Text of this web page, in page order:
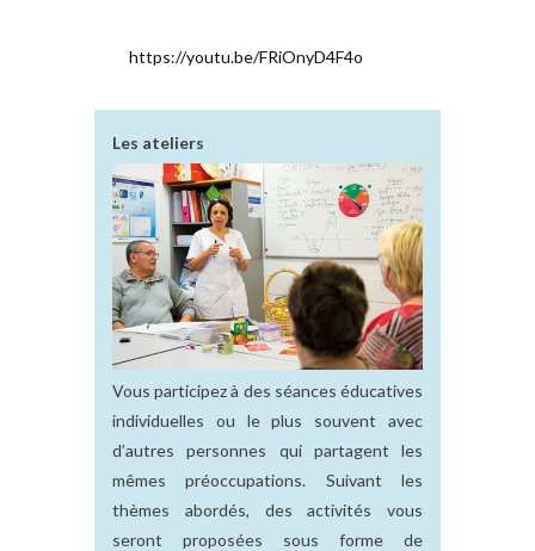
https://youtu.be/FRiOnyD4F4o
Les ateliers
Vous participez à des séances éducatives
individuelles ou le plus souvent avec
d’autres personnes qui partagent les
mêmes préoccupations. Suivant les
thèmes abordés, des activités vous
seront proposées sous forme de